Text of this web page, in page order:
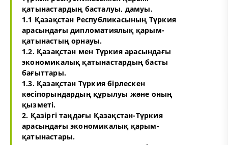
қатынастардың басталуы, дамуы.
1.1 Қазақстан Республикасының Түркия
арасындағы дипломатиялық қарым-
қатынастың орнауы.
1.2. Қазақстан мен Түркия арасындағы
экономикалық қатынастардың басты
бағыттары.
1.3. Қазақстан Түркия бірлескен
кәсіпорындардың құрылуы және оның
қызметі.
2. Қазіргі таңдағы Қазақстан-Түркия
арасындағы экономикалық қарым-
қатынастары.